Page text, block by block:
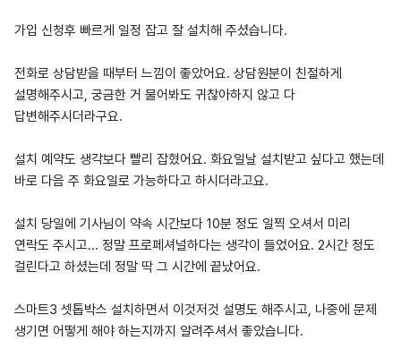
가입 신청후 빠르게 일정 잡고 잘 설치해 주셨습니다.
전화로 상담받을 때부터 느낌이 좋았어요. 상담원분이 친절하게
설명해주시고, 궁금한 거 물어봐도 귀찮아하지 않고 다
답변해주시더라구요.
설치 예약도 생각보다 빨리 잡혔어요. 화요일날 설치받고 싶다고 했는데
바로 다음 주 화요일로 가능하다고 하시더라고요.
설치 당일에 기사님이 약속 시간보다 10분 정도 일찍 오셔서 미리
연락도 주시고... 정말 프로페셔널하다는 생각이 들었어요. 2시간 정도
걸린다고 하셨는데 정말 딱 그 시간에 끝났어요.
스마트3 셋톱박스 설치하면서 이것저것 설명도 해주시고, 나중에 문제
생기면 어떻게 해야 하는지까지 알려주셔서 좋았습니다.